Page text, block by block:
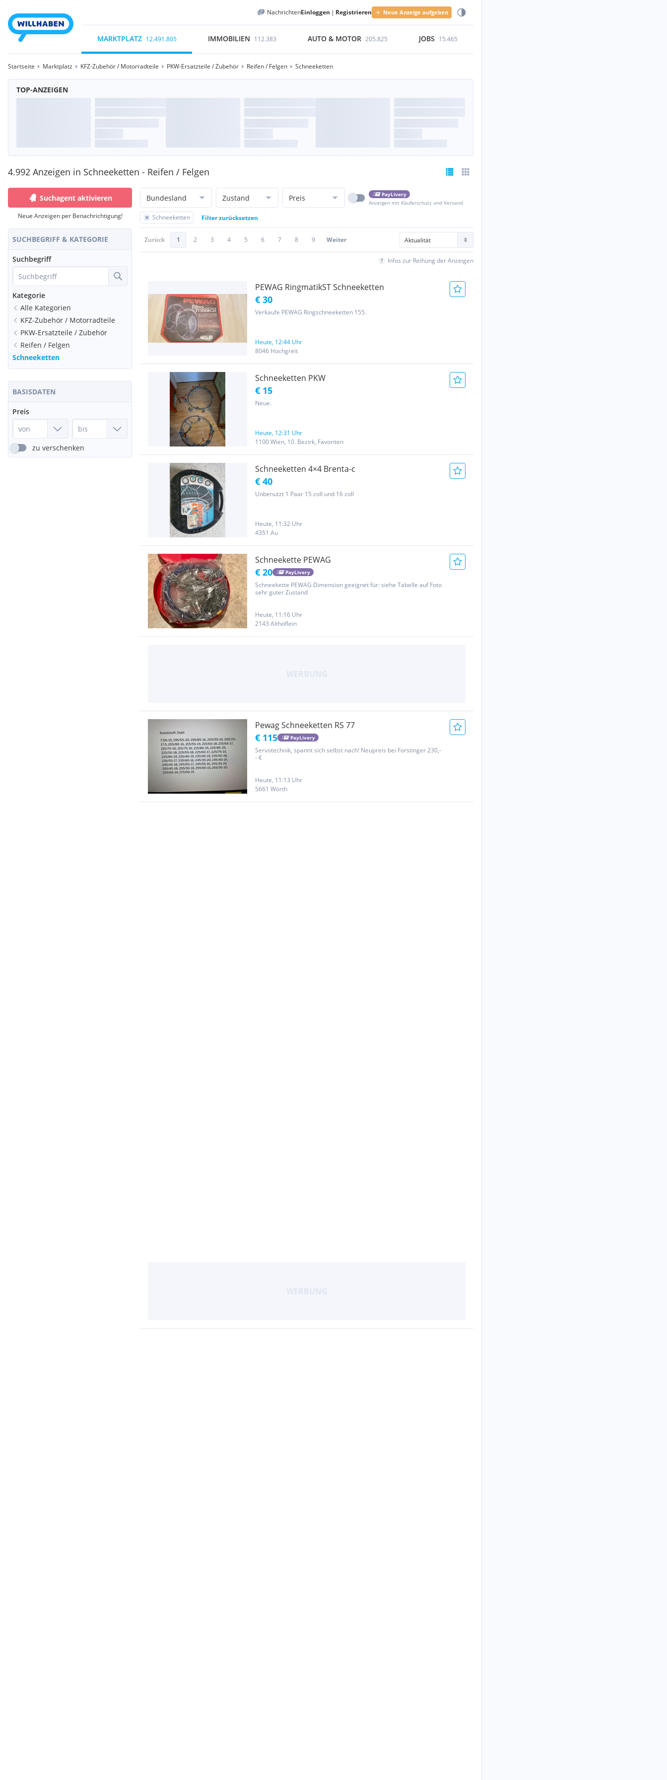
NachrichtenEinloggen | Registrieren Neue Anzeige aufgeben
MARKTPLATZ 12.491.805 IMMOBILIEN 112.383 AUTO & MOTOR 205.825 JOBS 15.465
Startseite Marktplatz KFZ-Zubehör / Motorradteile PKW-Ersatzteile / Zubehör Reifen / Felgen Schneeketten
TOP-ANZEIGEN
4.992 Anzeigen in Schneeketten - Reifen / Felgen
Suchagent aktivieren
Neue Anzeigen per Benachrichtigung!
SUCHBEGRIFF & KATEGORIE
Suchbegriff
Kategorie
Alle Kategorien
KFZ-Zubehör / Motorradteile
PKW-Ersatzteile / Zubehör
Reifen / Felgen
Schneeketten
BASISDATEN
Preis
zu verschenken
Bundesland Zustand Preis
PayLivery
Anzeigen mit Käuferschutz und Versand
Schneeketten Filter zurücksetzen
Zurück 1 2 3 4 5 6 7 8 9 Weiter
Infos zur Reihung der Anzeigen
PEWAG RingmatikST Schneeketten
€ 30
Verkaufe PEWAG Ringschneeketten 155.
Heute, 12:44 Uhr
8046 Hochgreit
Schneeketten PKW
€ 15
Neue.
Heute, 12:31 Uhr
1100 Wien, 10. Bezirk, Favoriten
Schneeketten 4×4 Brenta-c
€ 40
Unbenutzt 1 Paar 15 zoll und 16 zoll
Heute, 11:32 Uhr
4351 Au
Schneekette PEWAG
€ 20 PayLivery
Schneekette PEWAG Dimension geeignet für: siehe Tabelle auf Foto
sehr guter Zustand
Heute, 11:16 Uhr
2143 Althöflein
Pewag Schneeketten RS 77
€ 115 PayLivery
Servotechnik, spannt sich selbst nach! Neupreis bei Forstinger 230,-
- €
Heute, 11:13 Uhr
5661 Wörth